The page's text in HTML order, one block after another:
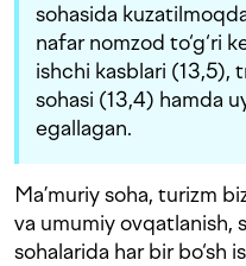
sohasida
nafar nomzod to‘g‘ri
ishchi kasblari (13,5),
sohasi (13,4) hamda
egallagan.
Ma’muriy soha, turizm
va umumiy ovqatlanish,
sohalarida har bir bo‘sh